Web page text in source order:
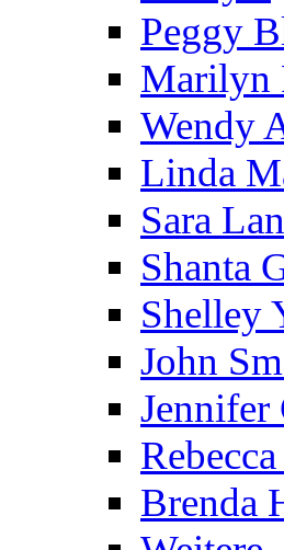
Peggy
Marilyn
Wendy
Linda
Sara
Shanta
Shelley
John
Jennifer
Brenda